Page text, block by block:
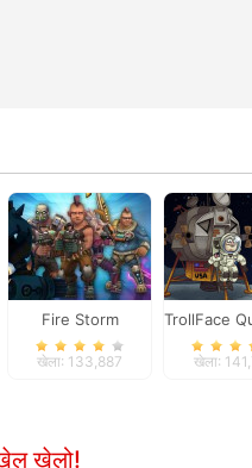
Fire Storm
खेला: 133,887
TrollFace
खेला:
खेलो!